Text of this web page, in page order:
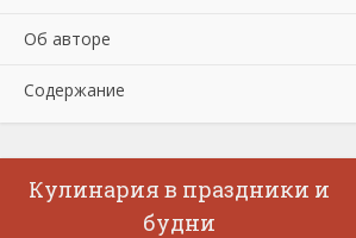
Об авторе
Содержание
Кулинария в праздники и
будни